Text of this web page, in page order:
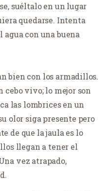
suéltalo en un lugar
quedarse. Intenta
con una buena
bien con los armadillos.
vivo; lo mejor son
las lombrices en un
olor siga presente pero
de que la jaula es lo
llegan a tener el
vez atrapado,